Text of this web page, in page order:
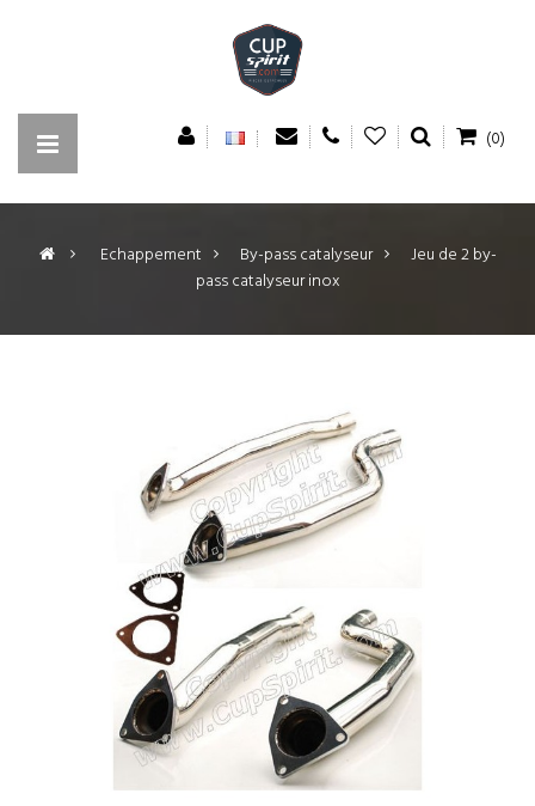
(0)
> Echappement > By-pass catalyseur >
Jeu de 2 by-
pass catalyseur inox